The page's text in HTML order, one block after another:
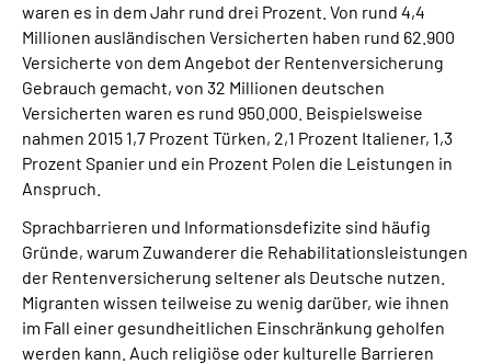
Mein Kundenportal
waren es in dem Jahr rund drei Prozent. Von rund 4,4
Millionen ausländischen Versicherten haben rund 62.900
Versicherte von dem Angebot der Rentenversicherung
Gebrauch gemacht, von 32 Millionen deutschen
Versicherten waren es rund 950.000. Beispielsweise
nahmen 2015 1,7 Prozent Türken, 2,1 Prozent Italiener, 1,3
Prozent Spanier und ein Prozent Polen die Leistungen in
Anspruch.
Sprachbarrieren und Informationsdefizite sind häufig
Gründe, warum Zuwanderer die Rehabilitationsleistungen
der Rentenversicherung seltener als Deutsche nutzen.
Migranten wissen teilweise zu wenig darüber, wie ihnen
im Fall einer gesundheitlichen Einschränkung geholfen
werden kann. Auch religiöse oder kulturelle Barrieren